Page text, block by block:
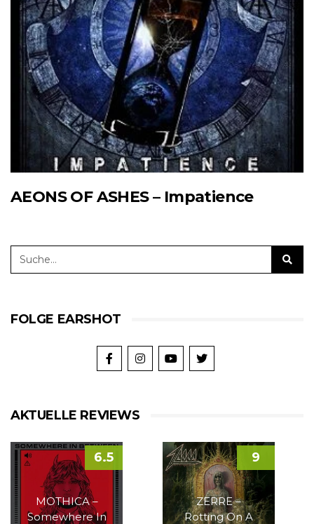
AEONS OF ASHES – Impatience
FOLGE EARSHOT
AKTUELLE REVIEWS
MOTHICA –
Somewhere In
6.5
ZERRE –
Rotting On A
9